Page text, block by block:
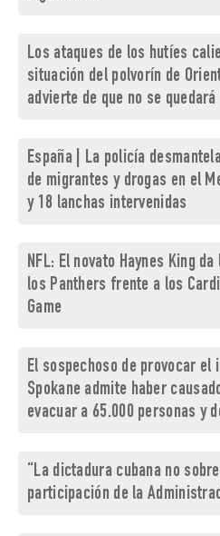
Los ataques de los hutíes
situación del polvorín de
advierte de que no se
España | La policía
de migrantes y drogas en el
y 18 lanchas intervenidas
NFL: El novato Haynes King
los Panthers frente a los
Game
El sospechoso de provocar el
Spokane admite haber
evacuar a 65.000 personas y
“La dictadura cubana no
participación de la